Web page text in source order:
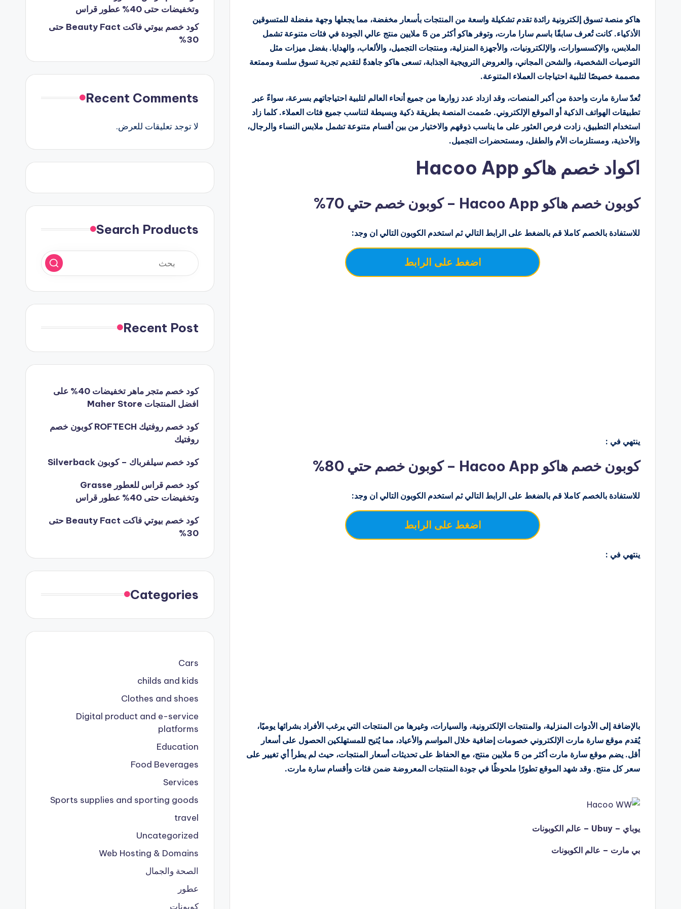
هاكو منصة تسوق إلكترونية رائدة تقدم تشكيلة واسعة من المنتجات بأسعار مخفضة، مما يجعلها وجهة مفضلة للمتسوقين
الأذكياء. كانت تُعرف سابقًا باسم سارا مارت، وتوفر هاكو أكثر من 5 ملايين منتج عالي الجودة في فئات متنوعة تشمل
الملابس، والإكسسوارات، والإلكترونيات، والأجهزة المنزلية، ومنتجات التجميل، والألعاب، والهدايا. بفضل ميزات مثل
التوصيات الشخصية، والشحن المجاني، والعروض الترويجية الجذابة، تسعى هاكو جاهدةً لتقديم تجربة تسوق سلسة وممتعة
مصممة خصيصًا لتلبية احتياجات العملاء المتنوعة.
تُعدّ سارة مارت واحدة من أكبر المنصات، وقد ازداد عدد زوارها من جميع أنحاء العالم لتلبية احتياجاتهم بسرعة، سواءً عبر
تطبيقات الهواتف الذكية أو الموقع الإلكتروني. صُممت المنصة بطريقة ذكية وبسيطة لتناسب جميع فئات العملاء. كلما زاد
استخدام التطبيق، زادت فرص العثور على ما يناسب ذوقهم والاختيار من بين أقسام متنوعة تشمل ملابس النساء والرجال،
والأحذية، ومستلزمات الأم والطفل، ومستحضرات التجميل.
اكواد خصم هاكو Hacoo App
كوبون خصم هاكو Hacoo App – كوبون خصم حتي 70%
للاستفادة بالخصم كاملا قم بالضغط على الرابط التالي ثم استخدم الكوبون التالي ان وجد:
اضغط على الرابط
ينتهي في :
كوبون خصم هاكو Hacoo App – كوبون خصم حتي 80%
للاستفادة بالخصم كاملا قم بالضغط على الرابط التالي ثم استخدم الكوبون التالي ان وجد:
اضغط على الرابط
ينتهي في :
بالإضافة إلى الأدوات المنزلية، والمنتجات الإلكترونية، والسيارات، وغيرها من المنتجات التي يرغب الأفراد بشرائها يوميًا،
يُقدم موقع سارة مارت الإلكتروني خصومات إضافية خلال المواسم والأعياد، مما يُتيح للمستهلكين الحصول على أسعار
أقل. يضم موقع سارة مارت أكثر من 5 ملايين منتج، مع الحفاظ على تحديثات أسعار المنتجات، حيث لم يطرأ أي تغيير على
سعر كل منتج. وقد شهد الموقع تطورًا ملحوظًا في جودة المنتجات المعروضة ضمن فئات وأقسام سارة مارت.
يوباي – Ubuy – عالم الكوبونات
بي مارت – عالم الكوبونات
وتخفيضات حتى 40% عطور قراس
كود خصم بيوتي فاكت Beauty Fact حتى
30%
Recent Comments
لا توجد تعليقات للعرض.
Search Products
Recent Post
كود خصم متجر ماهر تخفيضات 40% على
افضل المنتجات Maher Store
كود خصم روفتيك ROFTECH كوبون خصم
روفتيك
كود خصم سيلفرباك – كوبون Silverback
كود خصم قراس للعطور Grasse
وتخفيضات حتى 40% عطور قراس
كود خصم بيوتي فاكت Beauty Fact حتى
30%
Categories
Cars
childs and kids
Clothes and shoes
Digital product and e-service
platforms
Education
Food Beverages
Services
Sports supplies and sporting goods
travel
Uncategorized
Web Hosting & Domains
الصحة والجمال
عطور
كوبونات